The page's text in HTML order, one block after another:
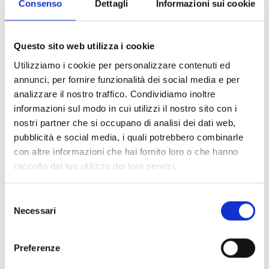
Consenso Dettagli Informazioni sui cookie
Questo sito web utilizza i cookie
Utilizziamo i cookie per personalizzare contenuti ed
annunci, per fornire funzionalità dei social media e per
analizzare il nostro traffico. Condividiamo inoltre
informazioni sul modo in cui utilizzi il nostro sito con i
nostri partner che si occupano di analisi dei dati web,
pubblicità e social media, i quali potrebbero combinarle
con altre informazioni che hai fornito loro o che hanno
raccolto dal tuo utilizzo dei loro servizi.
delNecessari
Preferenze
Flex5/R
Flex5/S
SenseTH100/H